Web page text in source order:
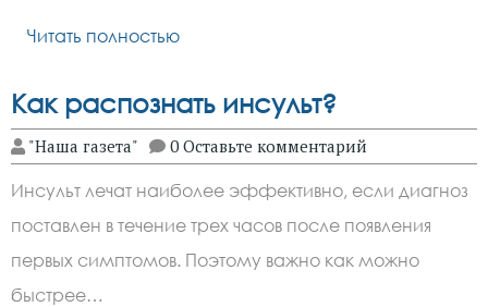
Читать полностью
Как распознать инсульт?
"Наша газета" 0 Оставьте комментарий
Инсульт лечат наиболее эффективно, если диагноз
поставлен в течение трех часов после появления
первых симптомов. Поэтому важно как можно
быстрее…